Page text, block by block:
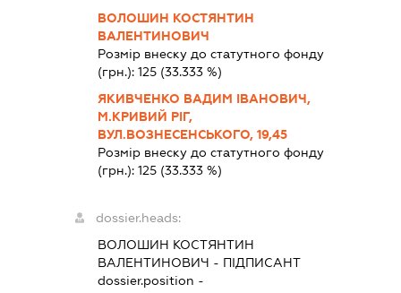
ВОЛОШИН КОСТЯНТИН
ВАЛЕНТИНОВИЧ
Розмір внеску до статутного фонду
(грн.):125 (33.333 %)
ЯКИВЧЕНКО ВАДИМ ІВАНОВИЧ,
М.КРИВИЙ РІГ,
ВУЛ.ВОЗНЕСЕНСЬКОГО, 19,45
Розмір внеску до статутного фонду
(грн.):125 (33.333 %)
dossier.heads:
ВОЛОШИН КОСТЯНТИН
ВАЛЕНТИНОВИЧ - ПІДПИСАНТ
dossier.position -